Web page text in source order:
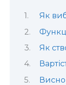
Як
Як